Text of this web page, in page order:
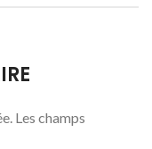
Les champs